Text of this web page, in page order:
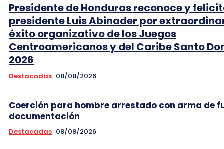
Presidente de Honduras reconoce y
presidente Luis Abinader por
éxito organizativo de los Juegos
Centroamericanos y del Caribe Santo
2026
Destacadas 08/08/2026
Coerción para hombre arrestado con arma de
documentación
Destacadas 08/08/2026